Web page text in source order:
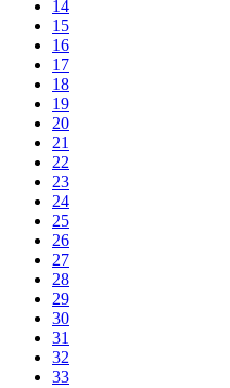
14
15
16
17
18
19
20
21
22
23
24
25
26
27
28
29
30
31
32
33